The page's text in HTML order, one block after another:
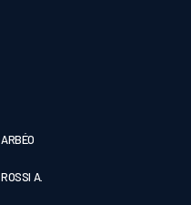
ARBÉO
ROSSI A.